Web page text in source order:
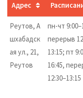
Адрес
Реутов, А
шхабадск
ая ул., 21,
Реутов
пн-чт
перерыв
13:15; пт
16:45,
12:30–13:15